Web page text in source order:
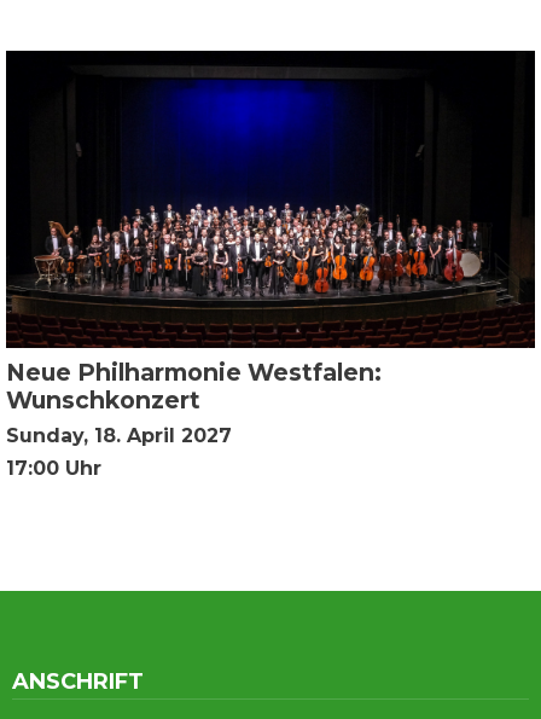
Neue Philharmonie Westfalen:
Wunschkonzert
Sunday, 18. April 2027
17:00 Uhr
ANSCHRIFT